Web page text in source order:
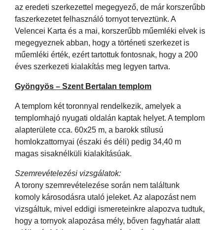
az eredeti szerkezettel megegyező, de már korszerűbb
faszerkezetet felhasználó tornyot terveztünk. A
Velencei Karta és a mai, korszerűbb műemléki elvek is
megegyeznek abban, hogy a történeti szerkezet is
műemléki érték, ezért tartottuk fontosnak, hogy a 200
éves szerkezeti kialakítás meg legyen tartva.
Gyöngyös – Szent Bertalan templom
A templom két toronnyal rendelkezik, amelyek a
templomhajó nyugati oldalán kaptak helyet. A templom
alapterülete cca. 60x25 m, a barokk stílusú
homlokzattornyai (északi és déli) pedig 34,40 m
magas sisaknélküli kialakításúak.
Szemrevételezési vizsgálatok:
A torony szemrevételezése során nem találtunk
komoly károsodásra utaló jeleket. Az alapozást nem
vizsgáltuk, mivel eddigi ismereteinkre alapozva tudtuk,
hogy a tornyok alapozása mély, bőven fagyhatár alatt